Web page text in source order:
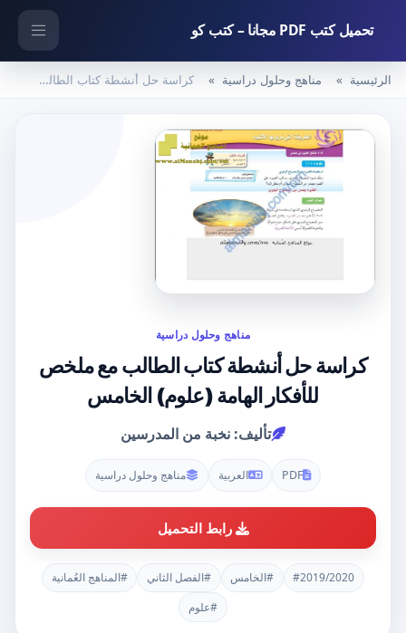
تحميل كتب PDF مجانا – كتب كو
الرئيسية مناهج وحلول دراسية كراسة حل أنشطة كتاب الطالب مع ملخص للأفكار الهامة (علوم) الخامس
مناهج وحلول دراسية
كراسة حل أنشطة كتاب الطالب مع ملخص
للأفكار الهامة (علوم) الخامس
تأليف: نخبة من المدرسين
PDF العربية مناهج وحلول دراسية
رابط التحميل
#2019/2020 #الخامس #الفصل الثاني
#المناهج العُمانية
#علوم